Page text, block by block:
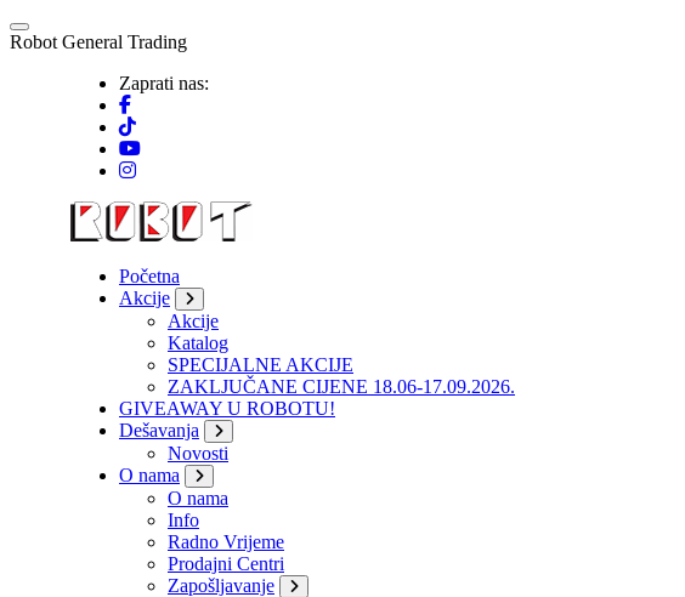
Skip
to
Robot General Trading
Zaprati nas:
Početna
Akcije
Akcije
Katalog
SPECIJALNE AKCIJE
ZAKLJUČANE CIJENE 18.06-17.09.2026.
GIVEAWAY U ROBOTU!
Dešavanja
Novosti
O nama
O nama
Info
Radno Vrijeme
Prodajni Centri
Zapošljavanje